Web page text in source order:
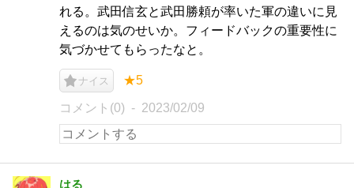
れる。武田信玄と武田勝頼が率いた軍の違いに見
えるのは気のせいか。フィードバックの重要性に
気づかせてもらったなと。
ナイス ★5
コメント(0) 2023/02/09
はる